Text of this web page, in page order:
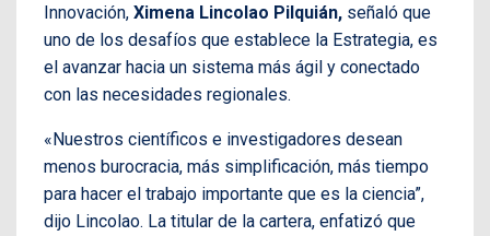
Innovación, Ximena Lincolao Pilquián, señaló que
uno de los desafíos que establece la Estrategia, es
el avanzar hacia un sistema más ágil y conectado
con las necesidades regionales.
«Nuestros científicos e investigadores desean
menos burocracia, más simplificación, más tiempo
para hacer el trabajo importante que es la ciencia”,
dijo Lincolao. La titular de la cartera, enfatizó que